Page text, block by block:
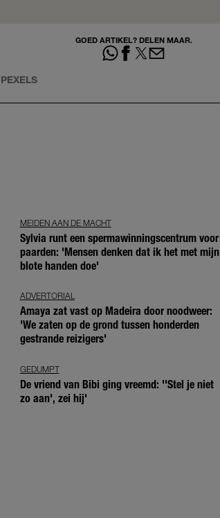
GOED ARTIKEL? DELEN MAAR.
PEXELS
MEIDEN AAN DE MACHT
Sylvia runt een spermawinningscentrum voor
paarden: 'Mensen denken dat ik het met mijn
blote handen doe'
ADVERTORIAL
Amaya zat vast op Madeira door noodweer:
'We zaten op de grond tussen honderden
gestrande reizigers'
GEDUMPT
De vriend van Bibi ging vreemd: ''Stel je niet
zo aan', zei hij'